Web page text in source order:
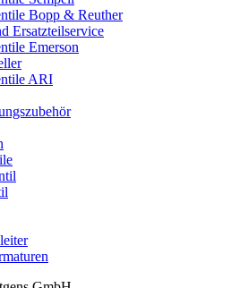
Bopp & Reuther
Ersatzteilservice
Emerson
ARI